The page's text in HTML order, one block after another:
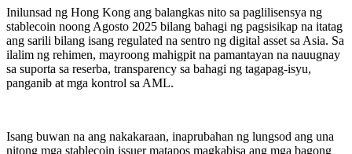
Inilunsad ng Hong Kong ang balangkas nito sa paglilisensya ng
stablecoin noong Agosto 2025 bilang bahagi ng pagsisikap na itatag
ang sarili bilang isang regulated na sentro ng digital asset sa Asia. Sa
ilalim ng rehimen, mayroong mahigpit na pamantayan na nauugnay
sa suporta sa reserba, transparency sa bahagi ng tagapag-isyu,
panganib at mga kontrol sa AML.
Isang buwan na ang nakakaraan, inaprubahan ng lungsod ang una
nitong mga stablecoin issuer matapos magkabisa ang mga bagong